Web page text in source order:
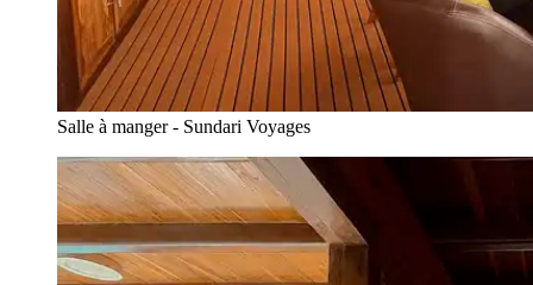
Salle à manger - Sundari Voyages